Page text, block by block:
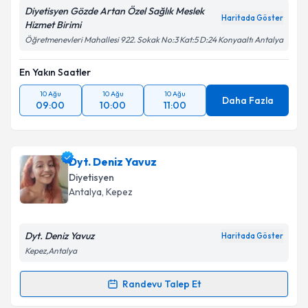
Diyetisyen Gözde Artan Özel Sağlık Meslek
Hizmet Birimi
Haritada Göster
Öğretmenevleri Mahallesi 922. Sokak No:3 Kat:5 D:24 Konyaaltı Antalya
En Yakın Saatler
10 Ağu
09:00
10 Ağu
10:00
10 Ağu
11:00 Daha Fazla
Dyt. Deniz Yavuz
Diyetisyen
Antalya, Kepez
Dyt. Deniz Yavuz Haritada Göster
Kepez,Antalya
Randevu Talep Et
Randevu Takvimi Talebi